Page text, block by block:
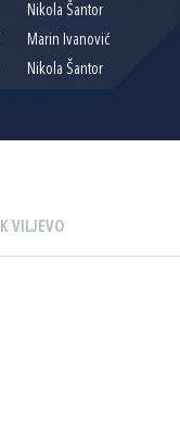
Nikola Šantor
Marin Ivanović
Nikola Šantor
VILJEVO